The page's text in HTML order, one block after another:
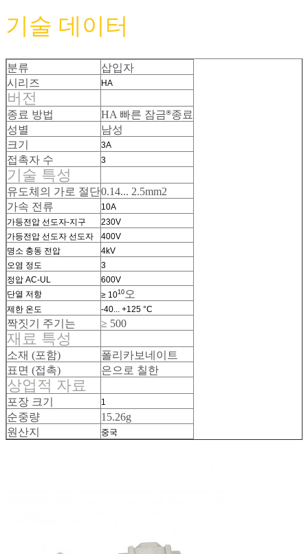
기술 데이터
분류
삽입자
시리즈
HA
버전
종료 방법 HA 빠른 잠금®종료
성별
남성
크기
3A
접촉자 수 3
기술 특성
유도체의 가로 절단0.14... 2.5mm2
가속 전류
10A
가등전압 선도자-지구
230V
가등전압 선도자 선도자
400V
명소 충동 전압
4kV
오염 정도
3
정압 AC-UL
600V
단열 저항
≥ 1010 오
제한 온도 -40... +125 °C
짝짓기 주기는 ≥ 500
재료 특성
소재 (포함)
폴리카보네이트
표면 (접촉)
은으로 칠한
상업적 자료
포장 크기 1
순중량
15.26g
원산지
중국